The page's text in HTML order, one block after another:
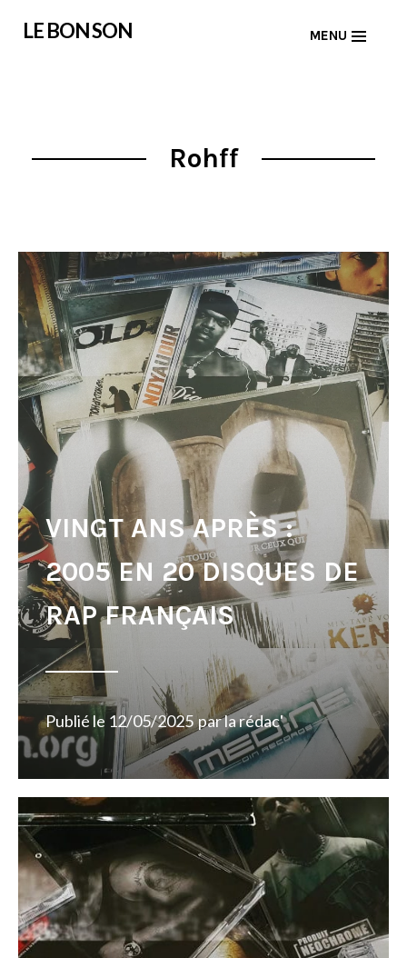
LE BON SON MENU
Rohff
VINGT ANS APRÈS :
2005 EN 20 DISQUES DE
RAP FRANÇAIS
Publié le 12/05/2025 parla rédac'